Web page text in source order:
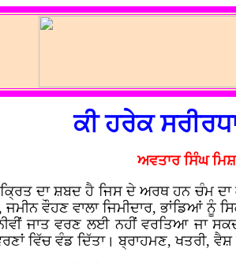
ਕੀ ਹਰੇਕ
ਅਵਤਾਰ ਸਿੰਘ
ਦਾ ਸ਼ਬਦ ਹੈ ਜਿਸ ਦੇ ਅਰਥ ਹਨ ਚੰਮ ਦਾ
ਵੌਹਣ ਵਾਲਾ ਜਿਮੀਦਾਰ, ਭਾਂਡਿਆਂ ਨੂੰ
ਜਾਤ ਵਰਣ ਲਈ ਨਹੀਂ ਵਰਤਿਆ ਜਾ
ਵਿੱਚ ਵੰਡ ਦਿੱਤਾ। ਬ੍ਰਾਹਮਣ, ਖਤਰੀ,